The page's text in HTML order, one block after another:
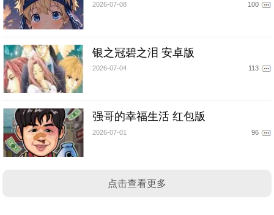
2026-07-08 100
银之冠碧之泪 安卓版
2026-07-04 113
强哥的幸福生活 红包版
2026-07-01 96
点击查看更多